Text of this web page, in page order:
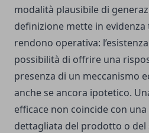
modalità plausibile di
definizione mette in evidenza
rendono operativa:
possibilità di offrire una
presenza di un meccanismo
anche se ancora ipotetico.
efficace non coincide con
dettagliata del prodotto o del